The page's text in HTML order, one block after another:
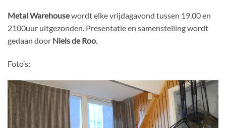
Metal Warehousewordt elke vrijdagavond tussen 19.00 en
2100uur uitgezonden. Presentatie en samenstelling wordt
gedaan door Niels de Roo.
Foto’s: